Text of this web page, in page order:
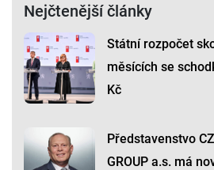
Nejčtenější články
Státní rozpočet
měsících se
Kč
Představenstvo
GROUP a.s. má